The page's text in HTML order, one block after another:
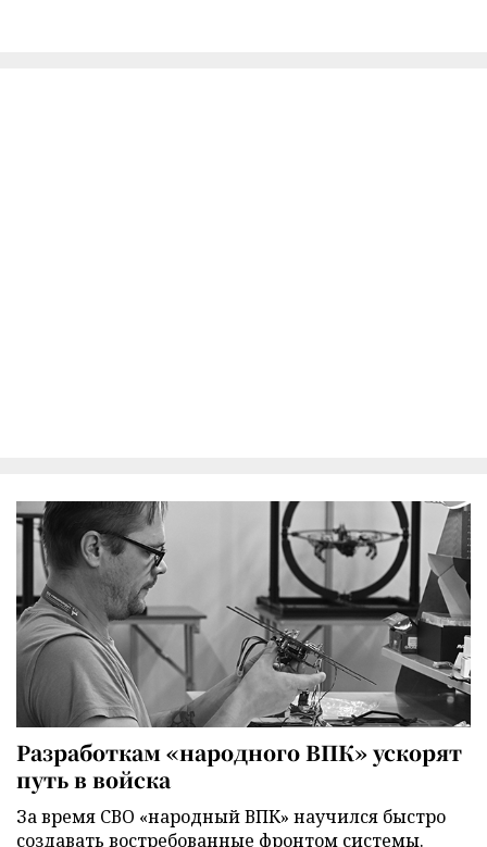
Разработкам «народного ВПК» ускорят
путь в войска
За время СВО «народный ВПК» научился быстро
создавать востребованные фронтом системы.